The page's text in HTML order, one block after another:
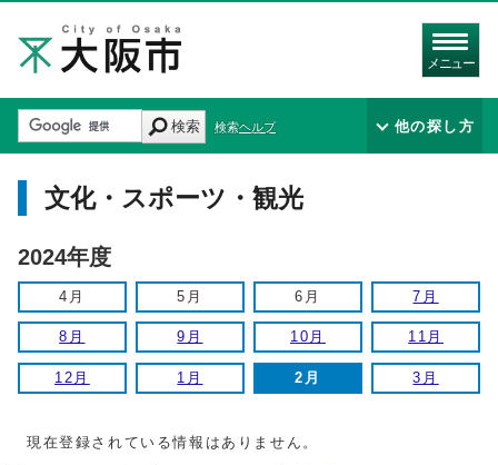
メニュー
検索 検索ヘルプ 他の探し方
文化・スポーツ・観光
2024年度
4月 5月 6月 7月
8月 9月 10月 11月
12月 1月 2月 3月
現在登録されている情報はありません。